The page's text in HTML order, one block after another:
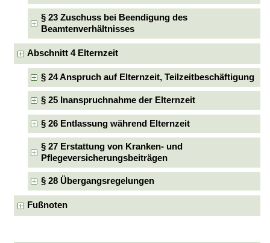
§ 23 Zuschuss bei Beendigung des
Beamtenverhältnisses
Abschnitt 4 Elternzeit
§ 24 Anspruch auf Elternzeit, Teilzeitbeschäftigung
§ 25 Inanspruchnahme der Elternzeit
§ 26 Entlassung während Elternzeit
§ 27 Erstattung von Kranken- und
Pflegeversicherungsbeiträgen
§ 28 Übergangsregelungen
Fußnoten